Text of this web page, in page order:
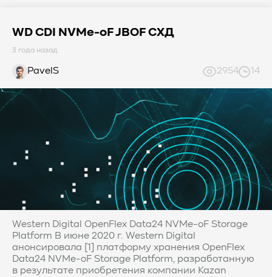
WD CDI NVMe-oF JBOF СХД
3 года назад
PavelS 2954 14
Western Digital OpenFlex Data24 NVMe-oF Storage
Platform В июне 2020 г. Western Digital
анонсировала [1] платформу хранения OpenFlex
Data24 NVMe-oF Storage Platform, разработанную
в результате приобретения компании Kazan